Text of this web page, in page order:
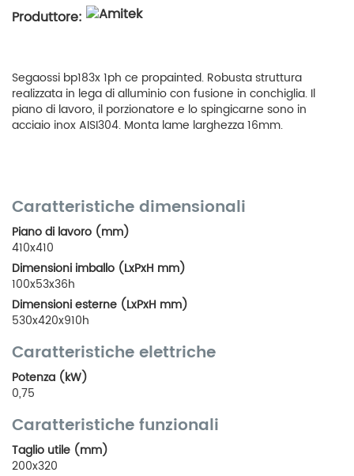
Produttore:
Segaossi bp183x 1ph ce propainted. Robusta struttura
realizzata in lega di alluminio con fusione in conchiglia. Il
piano di lavoro, il porzionatore e lo spingicarne sono in
acciaio inox AISI304. Monta lame larghezza 16mm.
Caratteristiche dimensionali
Piano di lavoro (mm)
410x410
Dimensioni imballo (LxPxH mm)
100x53x36h
Dimensioni esterne (LxPxH mm)
530x420x910h
Caratteristiche elettriche
Potenza (kW)
0,75
Caratteristiche funzionali
Taglio utile (mm)
200x320